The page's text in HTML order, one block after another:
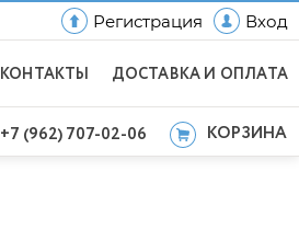
Регистрация Вход
КОНТАКТЫ ДОСТАВКА И ОПЛАТА
+7 (962) 707-02-06 КОРЗИНА